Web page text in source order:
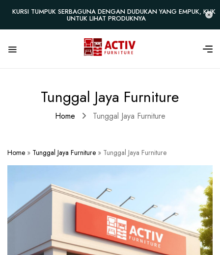
KURSI TUMPUK SERBAGUNA DENGAN DUDUKAN YANG EMPUK, KLIK
UNTUK LIHAT PRODUKNYA
Tunggal Jaya Furniture
Home Tunggal Jaya Furniture
Home » Tunggal Jaya Furniture » Tunggal Jaya Furniture